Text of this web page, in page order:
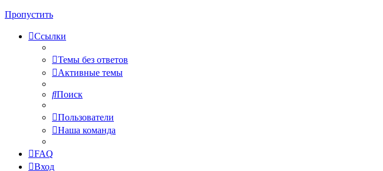
Пропустить
Ссылки
Темы без ответов
Активные темы
Поиск
Пользователи
Наша команда
FAQ
Вход